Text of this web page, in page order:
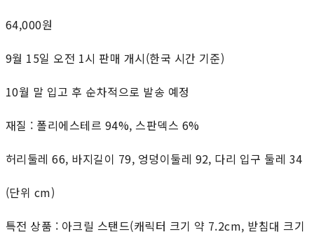
64,000원
9월 15일 오전 1시 판매 개시(한국 시간 기준)
10월 말 입고 후 순차적으로 발송 예정
재질 : 폴리에스테르 94%, 스판덱스 6%
허리둘레 66, 바지길이 79, 엉덩이둘레 92, 다리 입구 둘레 34
(단위 cm)
특전 상품 : 아크릴 스탠드(캐릭터 크기 약 7.2cm, 받침대 크기